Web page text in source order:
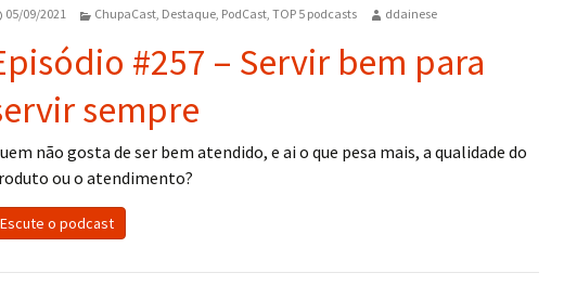
05/09/2021 ChupaCast, Destaque, PodCast, TOP 5 podcasts ddainese
#257 – Servir bem para
sempre
não gosta de ser bem atendido, e ai o que pesa mais, a qualidade do
ou o atendimento?
Escute o podcast